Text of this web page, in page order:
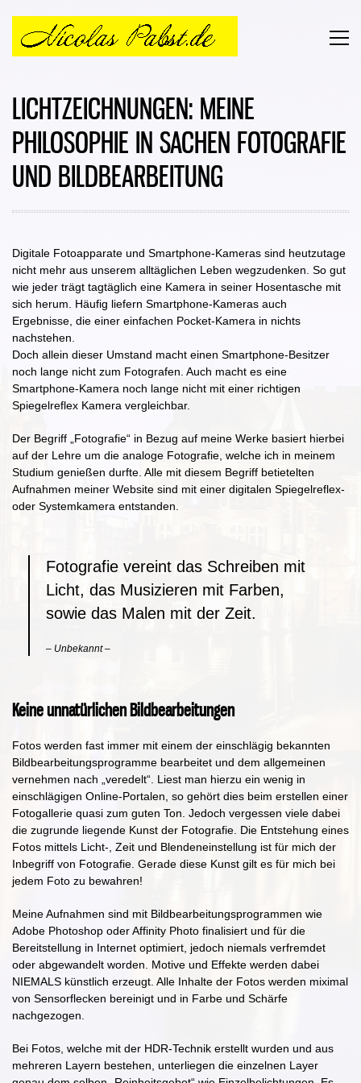
LICHTZEICHNUNGEN: MEINE
PHILOSOPHIE IN SACHEN FOTOGRAFIE
UND BILDBEARBEITUNG
Digitale Fotoapparate und Smartphone-Kameras sind heutzutage
nicht mehr aus unserem alltäglichen Leben wegzudenken. So gut
wie jeder trägt tagtäglich eine Kamera in seiner Hosentasche mit
sich herum. Häufig liefern Smartphone-Kameras auch
Ergebnisse, die einer einfachen Pocket-Kamera in nichts
nachstehen.
Doch allein dieser Umstand macht einen Smartphone-Besitzer
noch lange nicht zum Fotografen. Auch macht es eine
Smartphone-Kamera noch lange nicht mit einer richtigen
Spiegelreflex Kamera vergleichbar.
Der Begriff „Fotografie“ in Bezug auf meine Werke basiert hierbei
auf der Lehre um die analoge Fotografie, welche ich in meinem
Studium genießen durfte. Alle mit diesem Begriff betietelten
Aufnahmen meiner Website sind mit einer digitalen Spiegelreflex-
oder Systemkamera entstanden.
Fotografie vereint das Schreiben mit
Licht, das Musizieren mit Farben,
sowie das Malen mit der Zeit.
– Unbekannt –
Keine unnatürlichen Bildbearbeitungen
Fotos werden fast immer mit einem der einschlägig bekannten
Bildbearbeitungsprogramme bearbeitet und dem allgemeinen
vernehmen nach „veredelt“. Liest man hierzu ein wenig in
einschlägigen Online-Portalen, so gehört dies beim erstellen einer
Fotogallerie quasi zum guten Ton. Jedoch vergessen viele dabei
die zugrunde liegende Kunst der Fotografie. Die Entstehung eines
Fotos mittels Licht-, Zeit und Blendeneinstellung ist für mich der
Inbegriff von Fotografie. Gerade diese Kunst gilt es für mich bei
jedem Foto zu bewahren!
Meine Aufnahmen sind mit Bildbearbeitungsprogrammen wie
Adobe Photoshop oder Affinity Photo finalisiert und für die
Bereitstellung in Internet optimiert, jedoch niemals verfremdet
oder abgewandelt worden. Motive und Effekte werden dabei
NIEMALS künstlich erzeugt. Alle Inhalte der Fotos werden miximal
von Sensorflecken bereinigt und in Farbe und Schärfe
nachgezogen.
Bei Fotos, welche mit der HDR-Technik erstellt wurden und aus
mehreren Layern bestehen, unterliegen die einzelnen Layer